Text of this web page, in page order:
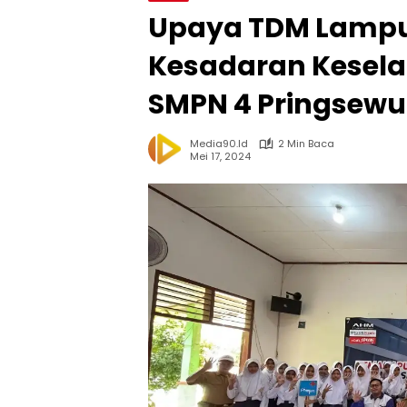
Upaya TDM
Kesadaran
SMPN 4 Pringsewu
Media90.id
2 Min Baca
Mei 17, 2024